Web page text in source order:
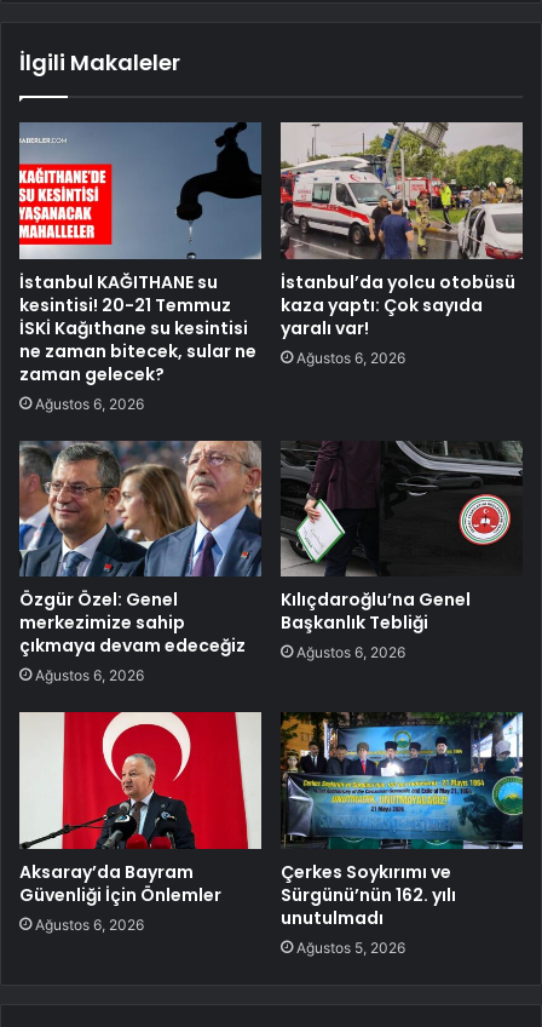
İlgili Makaleler
İstanbul KAĞITHANE su
kesintisi! 20-21 Temmuz
İSKİ Kağıthane su kesintisi
ne zaman bitecek, sular ne
zaman gelecek?
Ağustos 6, 2026
İstanbul’da yolcu otobüsü
kaza yaptı: Çok sayıda
yaralı var!
Ağustos 6, 2026
Özgür Özel: Genel
merkezimize sahip
çıkmaya devam edeceğiz
Ağustos 6, 2026
Kılıçdaroğlu’na Genel
Başkanlık Tebliği
Ağustos 6, 2026
Aksaray’da Bayram
Güvenliği İçin Önlemler
Ağustos 6, 2026
Çerkes Soykırımı ve
Sürgünü’nün 162. yılı
unutulmadı
Ağustos 5, 2026